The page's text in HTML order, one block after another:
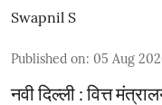
Swapnil S
Published on: 05 Aug
नवी दिल्ली : वित्त